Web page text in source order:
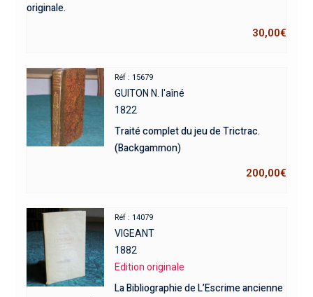
originale.
30,00€
Réf : 15679
GUITON N. l'aîné
1822
Traité complet du jeu de Trictrac.
(Backgammon)
200,00€
Réf : 14079
VIGEANT
1882
Edition originale
La Bibliographie de L’Escrime ancienne